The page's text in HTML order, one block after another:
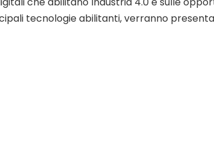
tecnologie abilitanti, verranno